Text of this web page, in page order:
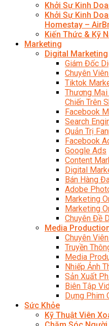
Khởi Sự Kinh
Khởi Sự Kinh
Homestay –
Kiến Thức & Kỹ
Marketing
Digital Marketing
Giám Đốc
Chuyên
Tiktok
Thương
Chiến Trên
Facebook
Search
Quản Trị
Facebook
Google Ads
Content
Digital
Bán Hàng
Adobe
Marketing
Marketing
Chuyên Đề
Media
Chuyên
Truyền
Media
Nhiếp Ảnh
Sản Xuất
Biên Tập
Dựng Phim
Sức Khỏe
Kỹ Thuật Viên